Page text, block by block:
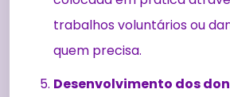
trabalhos voluntários ou
quem precisa.
Desenvolvimento dos